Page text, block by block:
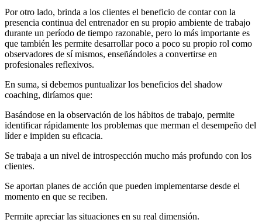
Por otro lado, brinda a los clientes el beneficio de contar con la
presencia continua del entrenador en su propio ambiente de trabajo
durante un período de tiempo razonable, pero lo más importante es
que también les permite desarrollar poco a poco su propio rol como
observadores de sí mismos, enseñándoles a convertirse en
profesionales reflexivos.
En suma, si debemos puntualizar los beneficios del shadow
coaching, diríamos que:
Basándose en la observación de los hábitos de trabajo, permite
identificar rápidamente los problemas que merman el desempeño del
líder e impiden su eficacia.
Se trabaja a un nivel de introspección mucho más profundo con los
clientes.
Se aportan planes de acción que pueden implementarse desde el
momento en que se reciben.
Permite apreciar las situaciones en su real dimensión.